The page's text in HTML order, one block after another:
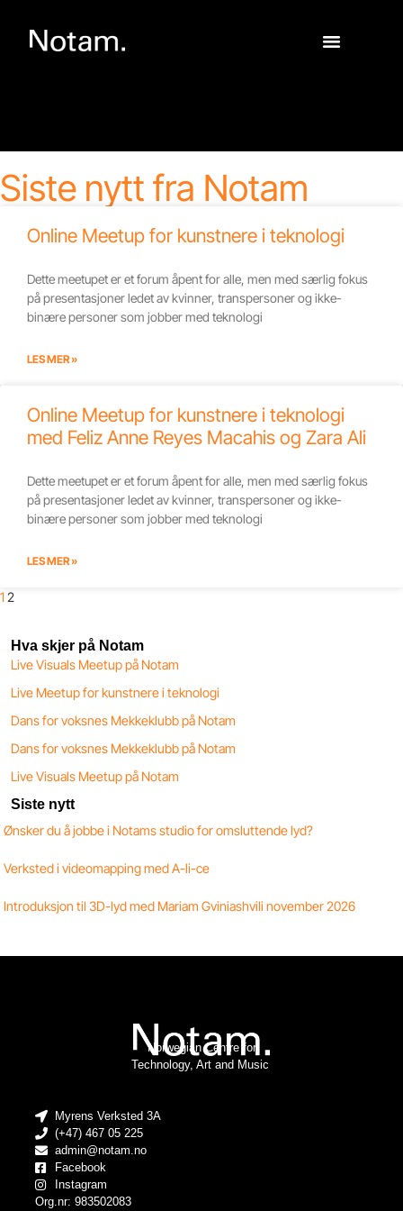
Siste nytt fra Notam
Online Meetup for kunstnere i teknologi
Dette meetupet er et forum åpent for alle, men med særlig fokus
på presentasjoner ledet av kvinner, transpersoner og ikke-
binære personer som jobber med teknologi
LES MER »
Online Meetup for kunstnere i teknologi
med Feliz Anne Reyes Macahis og Zara Ali
Dette meetupet er et forum åpent for alle, men med særlig fokus
på presentasjoner ledet av kvinner, transpersoner og ikke-
binære personer som jobber med teknologi
LES MER »
1 2
Hva skjer på Notam
Live Visuals Meetup på Notam
Live Meetup for kunstnere i teknologi
Dans for voksnes Mekkeklubb på Notam
Dans for voksnes Mekkeklubb på Notam
Live Visuals Meetup på Notam
Siste nytt
Ønsker du å jobbe i Notams studio for omsluttende lyd?
Verksted i videomapping med A-li-ce
Introduksjon til 3D-lyd med Mariam Gviniashvili november 2026
Norwegian Centre for
Technology, Art and Music
Myrens Verksted 3A
(+47) 467 05 225
admin@notam.no
Facebook
Instagram
Org.nr: 983502083